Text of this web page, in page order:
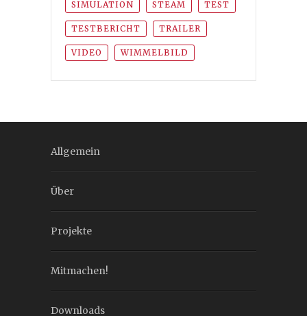
SIMULATION STEAM TEST
TESTBERICHT TRAILER
VIDEO WIMMELBILD
Allgemein
Über
Projekte
Mitmachen!
Downloads